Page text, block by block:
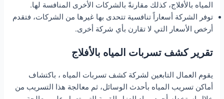
المياه بالأفلاج، كذلك مقارنةً بالشركات الأخرى المنافسة لها.
توفر الشركة أسعاراً تنافسية تتحدى بها غيرها من الشركات، فتقدم
أرخص الأسعار التي لا تقارن بأي شركة أخرى.
تقرير كشف تسربات المياه بالأفلاج
يقوم العمال التابعين لشركة كشف تسربات المياه ، باكتشاف
أماكن تسريب المياه بأحدث الوسائل، ثم معالجة هذا التسريب من